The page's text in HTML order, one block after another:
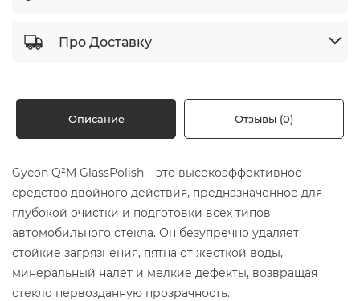
Про Доставку
Описание Отзывы (0)
Gyeon Q²M GlassPolish – это высокоэффективное
средство двойного действия, предназначенное для
глубокой очистки и подготовки всех типов
автомобильного стекла. Он безупречно удаляет
стойкие загрязнения, пятна от жесткой воды,
минеральный налет и мелкие дефекты, возвращая
стекло первозданную прозрачность.